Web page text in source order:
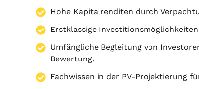
Hohe Kapitalrenditen durch
Erstklassige
Umfängliche Begleitung von
Bewertung.
Fachwissen in der PV-Projektierung